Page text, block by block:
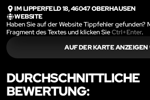
IM LIPPERFELD 18, 46047 OBERHAUSEN
WEBSITE
Haben Sie auf der Website Tippfehler gefunden?
Fragment des Textes und klicken SieCtrl+Enter.
AUF DER KARTE ANZEIGEN
DURCHSCHNITTLICHE
BEWERTUNG: